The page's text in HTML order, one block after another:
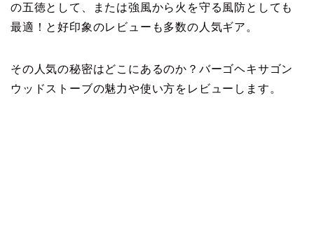
の五徳として、または強風から火を守る風防としても
最適！と好印象のレビューも多数の人気ギア。
その人気の秘密はどこにあるのか？バーゴヘキサゴン
ウッドストーブの魅力や使い方をレビューします。